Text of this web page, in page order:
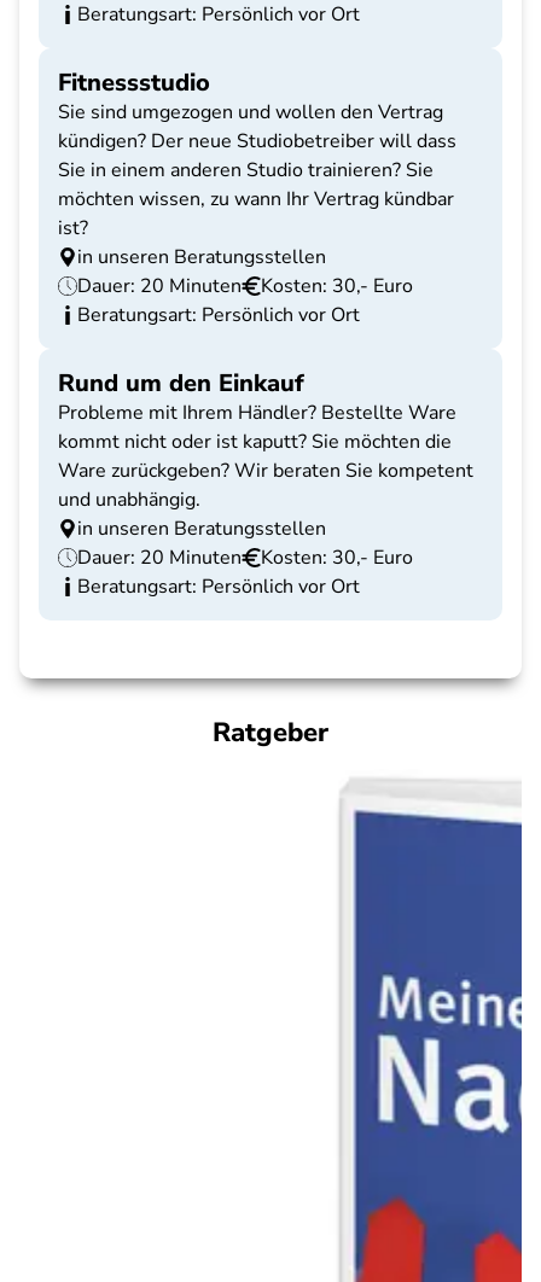
Beratungsart: Persönlich vor Ort
Fitnessstudio
Sie sind umgezogen und wollen den Vertrag
kündigen? Der neue Studiobetreiber will dass
Sie in einem anderen Studio trainieren? Sie
möchten wissen, zu wann Ihr Vertrag kündbar
ist?
in unseren Beratungsstellen
Dauer: 20 Minuten
Kosten: 30,- Euro
Beratungsart: Persönlich vor Ort
Rund um den Einkauf
Probleme mit Ihrem Händler? Bestellte Ware
kommt nicht oder ist kaputt? Sie möchten die
Ware zurückgeben? Wir beraten Sie kompetent
und unabhängig.
in unseren Beratungsstellen
Dauer: 20 Minuten
Kosten: 30,- Euro
Beratungsart: Persönlich vor Ort
Ratgeber